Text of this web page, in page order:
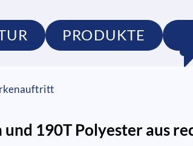
PRODUKTE
190T Polyester aus